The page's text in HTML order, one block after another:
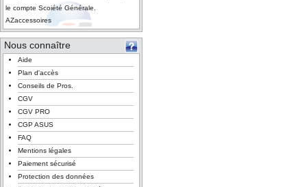
le compte Scoiété Générale.
AZaccessoires
Nous connaître
Aide
Plan d'accès
Conseils de Pros.
CGV
CGV PRO
CGP ASUS
FAQ
Mentions légales
Paiement sécurisé
Protection des données